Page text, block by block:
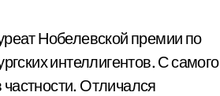
Нобелевской премии по
интеллигентов. С самого
Отличался